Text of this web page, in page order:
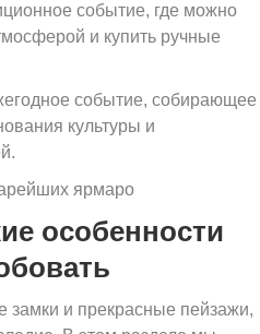
событие, где можно
и купить ручные
событие, собирающее
культуры и
ярмаро
особенности
замки и прекрасные пейзажи,